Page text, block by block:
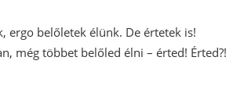
ergo belőletek élünk. De értetek is!
még többet belőled élni – érted! Érted?!